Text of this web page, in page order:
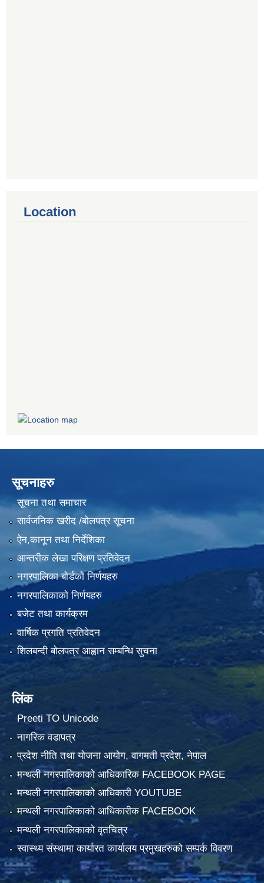
Location
सूचनाहरु
सूचना तथा समाचार
सार्वजनिक खरीद /बोलपत्र सूचना
ऐन,कानून तथा निर्देशिका
आन्तरीक लेखा परिक्षण प्रतिवेदन
नगरपालिका बोर्डको निर्णयहरु
नगरपालिकाको निर्णयहरु
बजेट तथा कार्यक्रम
वार्षिक प्रगति प्रतिवेदन
शिलबन्दी बोलपत्र आह्वान सम्बन्धि सुचना
लिंक
Preeti TO Unicode
नागरिक वडापत्र
प्रदेश नीति तथा योजना आयोग, वागमती प्रदेश, नेपाल
मन्थली नगरपालिकाको आधिकारिक FACEBOOK PAGE
मन्थली नगरपालिकाको आधिकारी YOUTUBE
मन्थली नगरपालिकाको आधिकारीक FACEBOOK
मन्थली नगरपालिकाको वृतचित्र
स्वास्थ्य संस्थामा कार्यारत कार्यालय प्रमुखहरुको सम्पर्क विवरण